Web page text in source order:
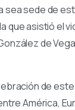
sea sede de
que asistió el
de
de
América,